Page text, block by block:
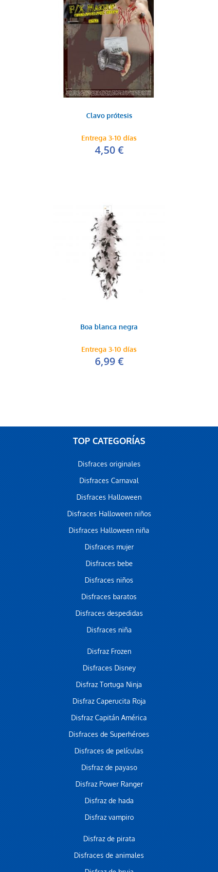
Clavo prótesis
Entrega 3-10 días
4,50 €
Boa blanca negra
Entrega 3-10 días
6,99 €
TOP CATEGORÍAS
Disfraces originales
Disfraces Carnaval
Disfraces Halloween
Disfraces Halloween niños
Disfraces Halloween niña
Disfraces mujer
Disfraces bebe
Disfraces niños
Disfraces baratos
Disfraces despedidas
Disfraces niña
Disfraz Frozen
Disfraces Disney
Disfraz Tortuga Ninja
Disfraz Caperucita Roja
Disfraz Capitán América
Disfraces de Superhéroes
Disfraces de películas
Disfraz de payaso
Disfraz Power Ranger
Disfraz de hada
Disfraz vampiro
Disfraz de pirata
Disfraces de animales